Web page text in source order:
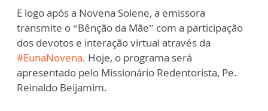
E logo após a Novena Solene, a emissora
transmite o “Bênção da Mãe” com a participação
dos devotos e interação virtual através da
#EunaNovena. Hoje, o programa será
apresentado pelo Missionário Redentorista, Pe.
Reinaldo Beijamim.